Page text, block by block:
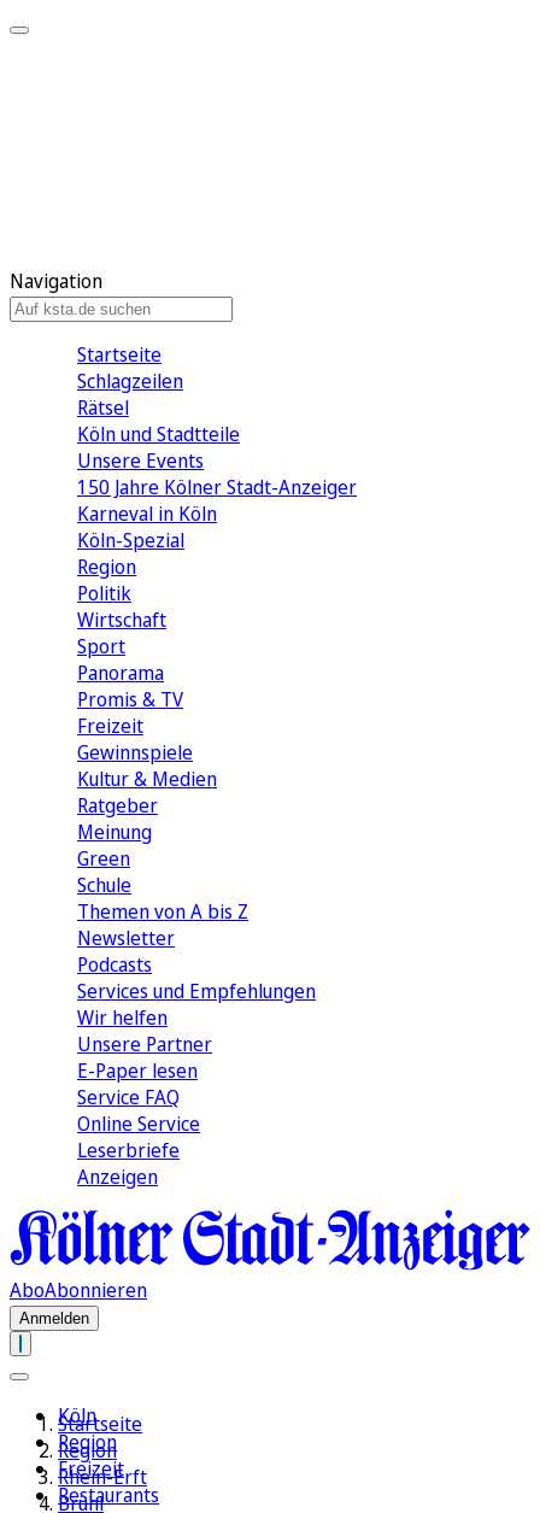
Navigation
Startseite
Schlagzeilen
Rätsel
Köln und Stadtteile
Unsere Events
150 Jahre Kölner Stadt-Anzeiger
Karneval in Köln
Köln-Spezial
Region
Politik
Wirtschaft
Sport
Panorama
Promis & TV
Freizeit
Gewinnspiele
Kultur & Medien
Ratgeber
Meinung
Green
Schule
Themen von A bis Z
Newsletter
Podcasts
Services und Empfehlungen
Wir helfen
Unsere Partner
E-Paper lesen
Service FAQ
Online Service
Leserbriefe
Anzeigen
AboAbonnieren
Anmelden
Köln
Region
Freizeit
Restaurants
Startseite
Region
Rhein-Erft
Brühl